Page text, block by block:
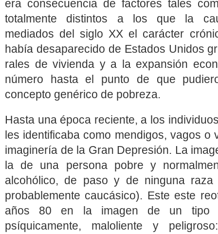
era consecuencia de factores tales
totalmente distintos a los que la
mediados del siglo XX el carácter
había desaparecido de Estados Unidos
rales de vivienda y a la expansión
número hasta el punto de que
concepto genérico de pobreza.
Hasta una época reciente, a los
les identificaba como mendigos, vagos o
imaginería de la Gran Depresión. La
la de una persona pobre y
alcohólico, de paso y de ninguna
probablemente caucásico). Este este
años 80 en la imagen de un tipo
psíquicamente, maloliente y